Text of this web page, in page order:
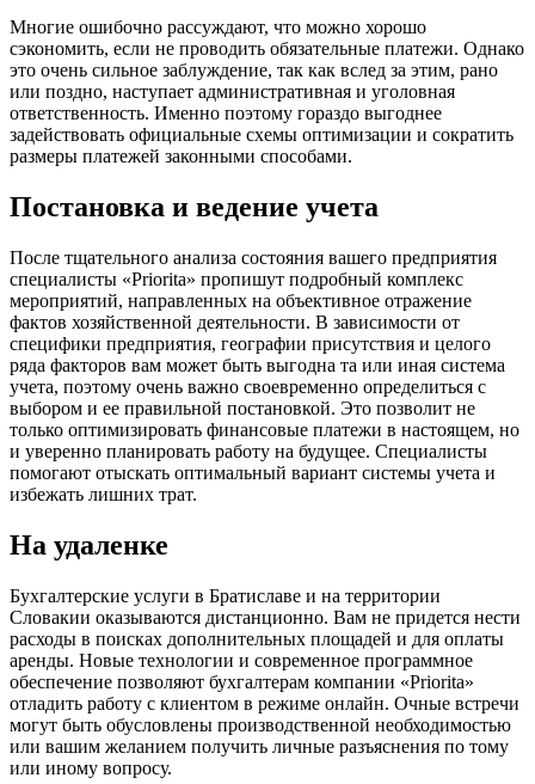
Многие ошибочно рассуждают, что можно хорошо
сэкономить, если не проводить обязательные платежи. Однако
это очень сильное заблуждение, так как вслед за этим, рано
или поздно, наступает административная и уголовная
ответственность. Именно поэтому гораздо выгоднее
задействовать официальные схемы оптимизации и сократить
размеры платежей законными способами.
Постановка и ведение учета
После тщательного анализа состояния вашего предприятия
специалисты «Priorita» пропишут подробный комплекс
мероприятий, направленных на объективное отражение
фактов хозяйственной деятельности. В зависимости от
специфики предприятия, географии присутствия и целого
ряда факторов вам может быть выгодна та или иная система
учета, поэтому очень важно своевременно определиться с
выбором и ее правильной постановкой. Это позволит не
только оптимизировать финансовые платежи в настоящем, но
и уверенно планировать работу на будущее. Специалисты
помогают отыскать оптимальный вариант системы учета и
избежать лишних трат.
На удаленке
Бухгалтерские услуги в Братиславе и на территории
Словакии оказываются дистанционно. Вам не придется нести
расходы в поисках дополнительных площадей и для оплаты
аренды. Новые технологии и современное программное
обеспечение позволяют бухгалтерам компании «Priorita»
отладить работу с клиентом в режиме онлайн. Очные встречи
могут быть обусловлены производственной необходимостью
или вашим желанием получить личные разъяснения по тому
или иному вопросу.